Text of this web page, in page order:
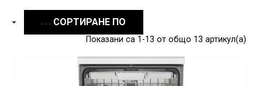
 СОРТИРАНЕ ПО
Показани са 1-13 от общо 13 артикул(а)